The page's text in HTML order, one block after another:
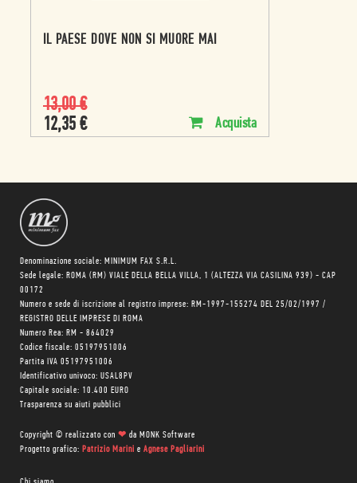
IL PAESE DOVE NON SI MUORE MAI
13,00€
12,35 € Acquista
Denominazione sociale: MINIMUM FAX S.R.L.
Sede legale: ROMA (RM) VIALE DELLA BELLA VILLA, 1 (ALTEZZA VIA CASILINA 939) - CAP
00172
Numero e sede di iscrizione al registro imprese: RM-1997-155274 DEL 25/02/1997 /
REGISTRO DELLE IMPRESE DI ROMA
Numero Rea: RM - 864029
Codice fiscale: 05197951006
Partita IVA 05197951006
Identificativo univoco: USAL8PV
Capitale sociale: 10.400 EURO
Trasparenza su aiuti pubblici
Copyright © realizzato con ❤ da MONK Software
Progetto grafico: Patrizio Marini e Agnese Pagliarini